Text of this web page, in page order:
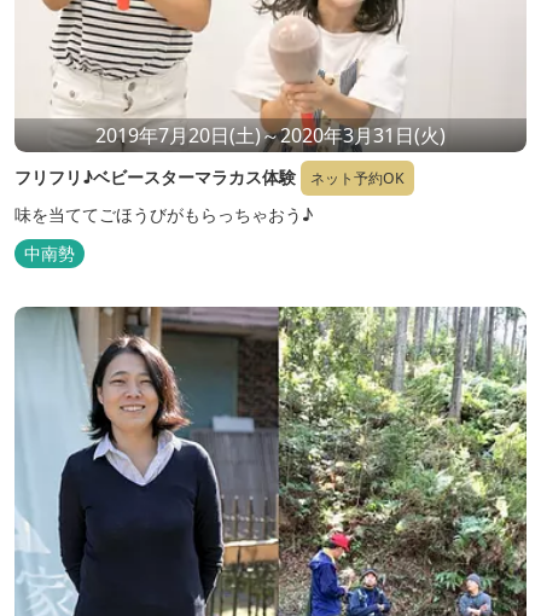
2019年7月20日(土)～2020年3月31日(火)
フリフリ♪ベビースターマラカス体験 ネット予約OK
味を当ててごほうびがもらっちゃおう♪
中南勢